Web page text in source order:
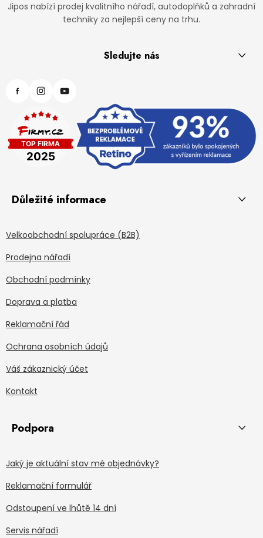
Jipos nabízí prodej kvalitního nářadí, autodoplňků a zahradní
techniky za nejlepší ceny na trhu.
Sledujte nás
Důležité informace
Velkoobchodní spolupráce (B2B)
Prodejna nářadí
Obchodní podmínky
Doprava a platba
Reklamační řád
Ochrana osobních údajů
Váš zákaznický účet
Kontakt
Podpora
Jaký je aktuální stav mé objednávky?
Reklamační formulář
Odstoupení ve lhůtě 14 dní
Servis nářadí